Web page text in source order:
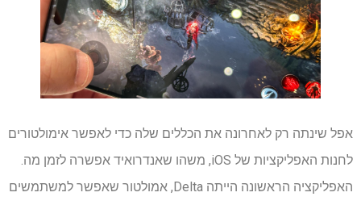
אפל שינתה רק לאחרונה את הכללים שלה כדי לאפשר אימולטורים
לחנות האפליקציות של iOS, משהו שאנדרואיד אפשרה לזמן מה.
האפליקציה הראשונה הייתה Delta, אמולטור שאפשר למשתמשים